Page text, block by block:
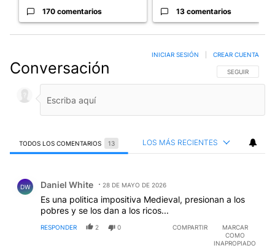
170 comentarios 13 comentarios
Conversación SIGA ESTA
SEGUIR
INICIAR SESIÓN CREAR CUENTA
TODOS LOS COMENTARIOS 13 LOS MÁS RECIENTES
DW Daniel White 28 DE MAYO DE 2026
Es una politica impositiva Medieval, presionan a los
pobres y se los dan a los ricos...
RESPONDER 2 0 COMPARTIR
MARCAR
COMO
INAPROPIADO